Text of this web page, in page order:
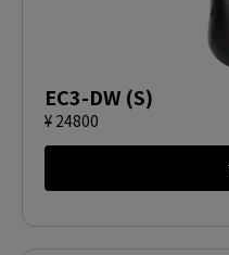
EC3-DW (S)
¥ 24800